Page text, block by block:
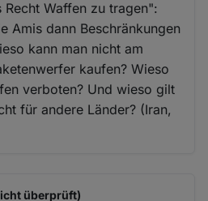
Waffen zu tragen":
Amis dann Beschränkungen
kann man nicht am
kaufen? Wieso
verboten? Und wieso gilt
für andere Länder? (Iran,
überprüft)